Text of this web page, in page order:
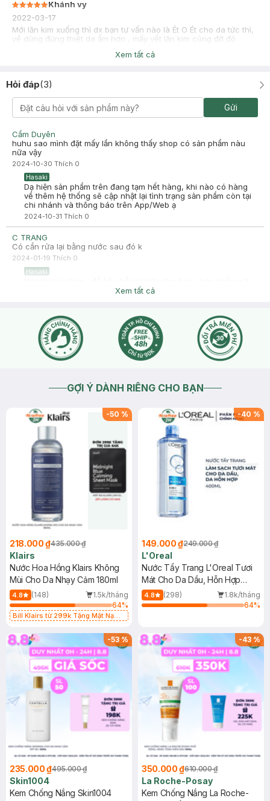
Khánh vy
2022-03-17
Mới lăn kim xuống thì dx bạn tư vấn nào là Ét O Ét cho da tức thì,
về dùng đúng thiệt da ẩm hơn , mấy vết lăn kim củng đỡ đỏ
Xem tất cả
Hỏi đáp(3)
Gửi
Cẩm Duyên
huhu sao mình đặt mấy lần không thấy shop có sản phẩm nàu
nữa vậy
2024-10-30 Thích 0
Hasaki
Dạ hiện sản phẩm trên đang tạm hết hàng, khi nào có hàng
về thêm hệ thống sẽ cập nhật lại tình trạng sản phẩm còn tại
chi nhánh và thông báo trên App/Web ạ
2024-10-31 Thích 0
C TRANG
Có cần rửa lại bằng nước sau đó k
2024-01-19 Thích 0
Hasaki
phần "chat với chúng tôi" bạn nhé !
Xem tất cả
GỢI Ý DÀNH RIÊNG CHO BẠN
-50 %
218.000 ₫435.000 ₫
Klairs
Nước Hoa Hồng Klairs Không
Mùi Cho Da Nhạy Cảm 180ml
4.8 (148)
1.5k/tháng
64%
Bill Klairs từ 299k Tặng Mặt Nạ
25ml (SL Có Hạn)
-40 %
149.000 ₫249.000 ₫
L'Oreal
Nước Tẩy Trang L'Oreal Tươi
Mát Cho Da Dầu, Hỗn Hợp
400ml
4.8 (298)
1.8k/tháng
64%
-53%
235.000 ₫495.000 ₫
Skin1004
Kem Chống Nắng Skin1004
-43%
350.000 ₫610.000 ₫
La Roche-Posay
Kem Chống Nắng La Roche-